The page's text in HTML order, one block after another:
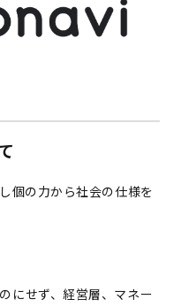
個の力から社会の仕様を
にせず、経営層、マネー